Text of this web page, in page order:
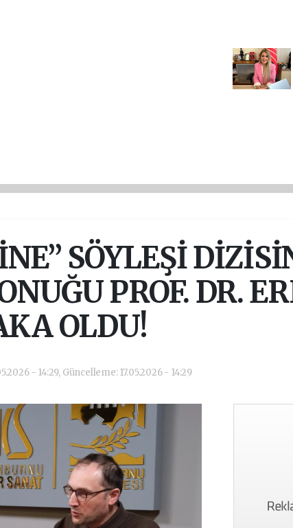
SÖYLEŞİ
PROF. DR.
OLDU!
- 14:29, Güncelleme: 17.05.2026 - 14:29